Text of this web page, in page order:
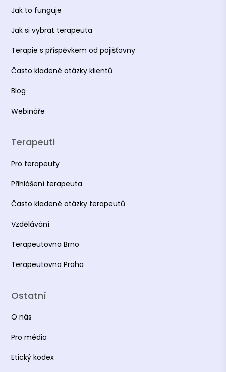
Jak to funguje
Jak si vybrat terapeuta
Terapie s příspěvkem od pojišťovny
Často kladené otázky klientů
Blog
Webináře
Terapeuti
Pro terapeuty
Přihlášení terapeuta
Často kladené otázky terapeutů
Vzdělávání
Terapeutovna Brno
Terapeutovna Praha
Ostatní
O nás
Pro média
Etický kodex